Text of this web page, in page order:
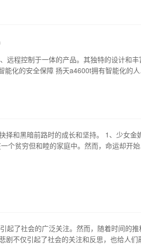
远程控制于一体的产品。其独特的设计和丰
能化的安全保障 扬天a4600t拥有智能化的
择和黑暗前路时的成长和坚持。 1、少女金
个贫穷但和睦的家庭中。然而，命运却开
了社会的广泛关注。然而，随着时间的推
剧不仅引起了社会的关注和反思，也给人们